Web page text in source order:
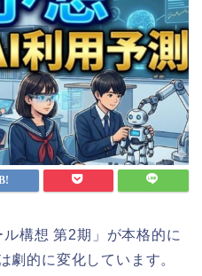
構想 第2期」が本格的に
劇的に変化しています。